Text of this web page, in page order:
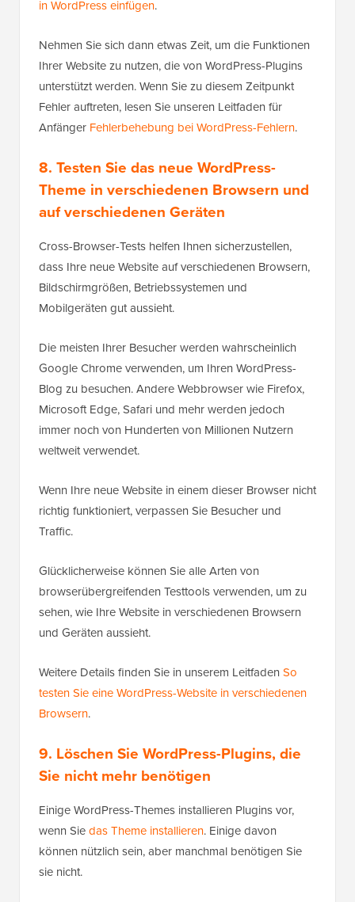
in WordPress einfügen.
Nehmen Sie sich dann etwas Zeit, um die Funktionen
Ihrer Website zu nutzen, die von WordPress-Plugins
unterstützt werden. Wenn Sie zu diesem Zeitpunkt
Fehler auftreten, lesen Sie unseren Leitfaden für
Anfänger Fehlerbehebung bei WordPress-Fehlern.
8. Testen Sie das neue WordPress-
Theme in verschiedenen Browsern und
auf verschiedenen Geräten
Cross-Browser-Tests helfen Ihnen sicherzustellen,
dass Ihre neue Website auf verschiedenen Browsern,
Bildschirmgrößen, Betriebssystemen und
Mobilgeräten gut aussieht.
Die meisten Ihrer Besucher werden wahrscheinlich
Google Chrome verwenden, um Ihren WordPress-
Blog zu besuchen. Andere Webbrowser wie Firefox,
Microsoft Edge, Safari und mehr werden jedoch
immer noch von Hunderten von Millionen Nutzern
weltweit verwendet.
Wenn Ihre neue Website in einem dieser Browser nicht
richtig funktioniert, verpassen Sie Besucher und
Traffic.
Glücklicherweise können Sie alle Arten von
browserübergreifenden Testtools verwenden, um zu
sehen, wie Ihre Website in verschiedenen Browsern
und Geräten aussieht.
Weitere Details finden Sie in unserem Leitfaden So
testen Sie eine WordPress-Website in verschiedenen
Browsern.
9. Löschen Sie WordPress-Plugins, die
Sie nicht mehr benötigen
Einige WordPress-Themes installieren Plugins vor,
wenn Siedas Theme installieren. Einige davon
können nützlich sein, aber manchmal benötigen Sie
sie nicht.